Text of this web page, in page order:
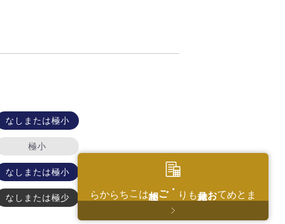
まとめて
もり
はこちらから
なしまたは極小
極小
なしまたは極小
なしまたは極少